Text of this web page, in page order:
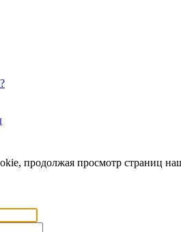
продолжая просмотр страниц